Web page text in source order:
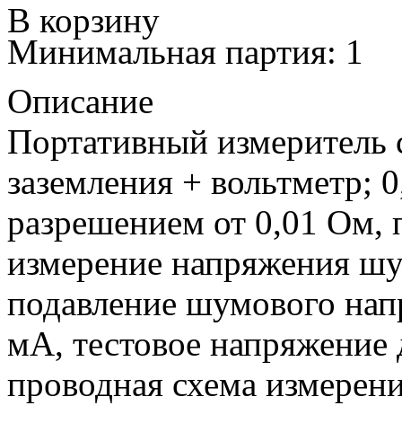
В корзину
Минимальная партия: 1
Описание
Портативный измеритель
заземления +
разрешением от 0,01
измерение напряжения
подавление шумового
мА, тестовое
проводная схема